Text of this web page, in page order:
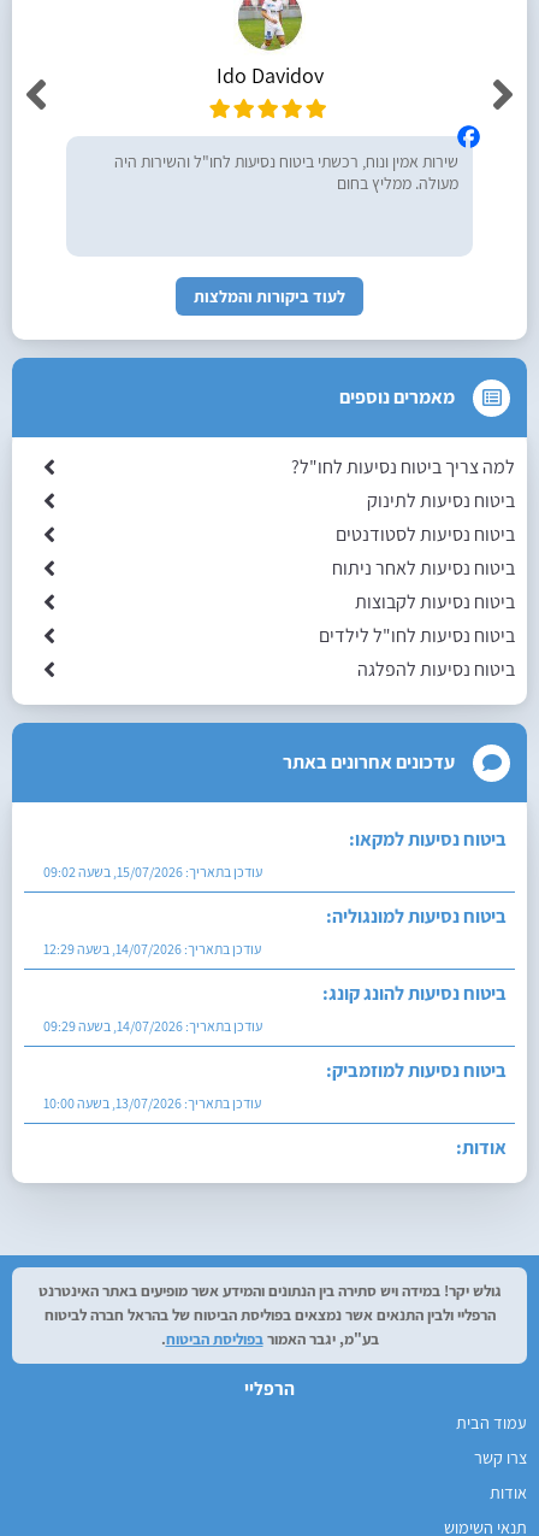
Ido Davidov
שירות אמין ונוח, רכשתי ביטוח נסיעות לחו"ל והשירות היה
מעולה. ממליץ בחום
לעוד ביקורות והמלצות
מאמרים נוספים
למה צריך ביטוח נסיעות לחו"ל?
ביטוח נסיעות לתינוק
ביטוח נסיעות לסטודנטים
ביטוח נסיעות לאחר ניתוח
ביטוח נסיעות לקבוצות
ביטוח נסיעות לחו"ל לילדים
ביטוח נסיעות להפלגה
עדכונים אחרונים באתר
ביטוח נסיעות למקאו:
עודכן בתאריך: 15/07/2026, בשעה 09:02
ביטוח נסיעות למונגוליה:
עודכן בתאריך: 14/07/2026, בשעה 12:29
ביטוח נסיעות להונג קונג:
עודכן בתאריך: 14/07/2026, בשעה 09:29
ביטוח נסיעות למוזמביק:
עודכן בתאריך: 13/07/2026, בשעה 10:00
אודות:
עודכן בתאריך:27/07/2026, בשעה 12:29
גולש יקר! במידה ויש סתירה בין הנתונים והמידע אשר מופיעים באתר האינטרנט
הרפליי ולבין התנאים אשר נמצאים בפוליסת הביטוח של בהראל חברה לביטוח
בע"מ, יגבר האמורבפוליסת הביטוח.
הרפליי
עמוד הבית
צרו קשר
אודות
תנאי השימוש